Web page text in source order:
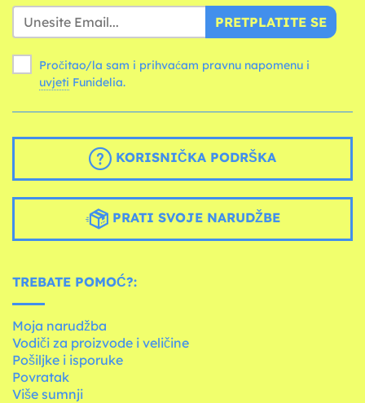
PRETPLATITE SE
Pročitao/la sam i prihvaćam pravnu napomenu i
uvjeti Funidelia.
KORISNIČKA PODRŠKA
PRATI SVOJE NARUDŽBE
TREBATE POMOĆ?:
Moja narudžba
Vodiči za proizvode i veličine
Pošiljke i isporuke
Povratak
Više sumnji